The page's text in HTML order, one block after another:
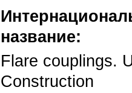
название:
Flare couplings.
Construction